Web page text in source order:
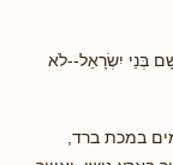
בְּנֵי יִשְׂרָאֵל--לֹא
במכת ברד,